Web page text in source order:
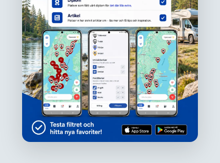
Ojdå!
Den här platsen hittades inte eller kunde
inte läsas in korrekt. Vänligen försök igen
Försök igen